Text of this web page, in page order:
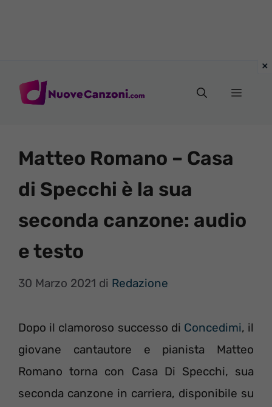
Menu
Matteo Romano – Casa
di Specchi è la sua
seconda canzone: audio
e testo
30 Marzo 2021 di Redazione
Dopo il clamoroso successo di Concedimi, il
giovane cantautore e pianista Matteo
Romano torna con Casa Di Specchi, sua
seconda canzone in carriera, disponibile su